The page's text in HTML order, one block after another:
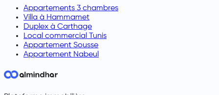
Appartements 3 chambres
Villa à Hammamet
Duplex à Carthage
Local commercial Tunis
Appartement Sousse
Appartement Nabeul